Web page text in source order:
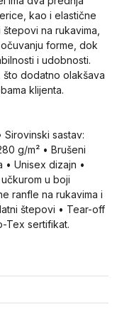
kao i elastične
na rukavima,
forme, dok
i udobnosti.
dodatno olakšava
klijenta.
Sirovinski sastav:
g/m² • Brušeni
• Unisex dizajn •
u boji
ranfle na rukavima i
štepovi • Tear-off
Tex sertifikat.